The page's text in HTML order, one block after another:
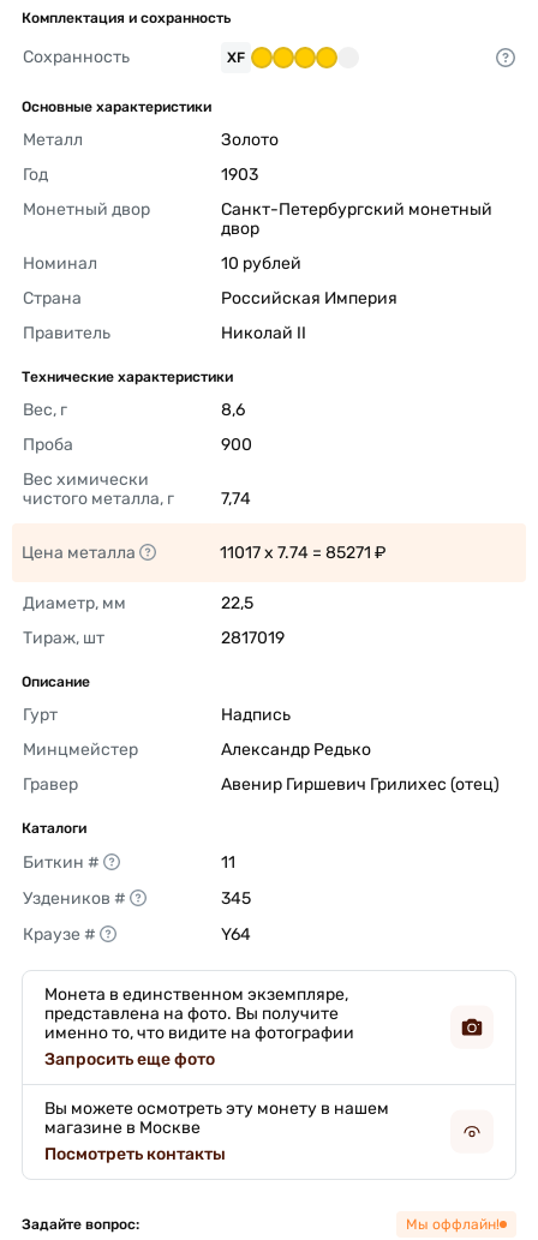
Комплектация и сохранность
Сохранность XF
Основные характеристики
Металл
Золото
Год
1903
Монетный двор
Санкт-Петербургский монетный
двор
Номинал
10 рублей
Страна
Российская Империя
Правитель
Николай II
Технические характеристики
Вес, г
8,6
Проба
900
Вес химически
чистого металла, г
7,74
Цена металла 11017 x 7.74 = 85271 ₽
Диаметр, мм
22,5
Тираж, шт
2817019
Описание
Гурт
Надпись
Минцмейстер
Александр Редько
Гравер
Авенир Гиршевич Грилихес (отец)
Каталоги
Биткин #
11
Уздеников #
345
Краузе #
Y64
Монета в единственном экземпляре,
представлена на фото. Вы получите
именно то, что видите на фотографии
Запросить еще фото
Вы можете осмотреть эту монету в нашем
магазине в Москве
Посмотреть контакты
Задайте вопрос: Мы оффлайн!